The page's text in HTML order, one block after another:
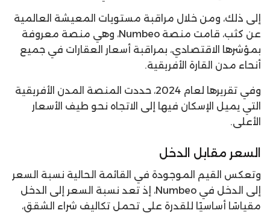
إلى ذلك، ومن خلال مراقبة مستويات المعيشة العالمية
عن كثب، قامت منصة Numbeo، وهي منصة معروفة
بمؤشرها الاقتصادي، بمراقبة أسعار العقارات في جميع
أنحاء مدن القارة الأفريقية.
وفي تقريرها لعام 2024، حددت المنصة المدن الأفريقية
التي يميل الإسكان فيها إلى الاتجاه نحو طيف الأسعار
الأعلى.
السعر مقابل الدخل
وتعكس القيم الموجودة في القائمة الحالية نسبة السعر
إلى الدخل في Numbeo، إذ تعد نسبة السعر إلى الدخل
مقياسًا أساسيًا للقدرة على تحمل تكاليف شراء الشقق،